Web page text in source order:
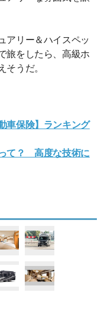
アリー＆ハイスペッ
旅をしたら、高級ホ
うだ。
車保険】ランキング
て？ 高度な技術に